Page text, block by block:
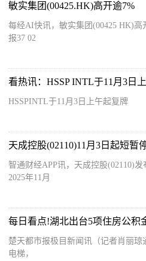
敏实集团(00425.HK)高开逾7%
每经AI快讯，敏实集团(00425 HK)高
报37 02
看热讯：HSSP INTL于11月3日
HSSPINTL于11月3日上午起复牌
天成控股(02110)11月3日起短暂
智通财经APP讯，天成控股(02110)
2025年11月
楚天都市报极目新闻讯（记者肖丽
电梯，